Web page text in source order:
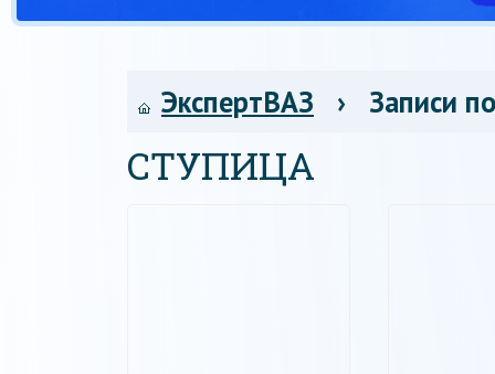
ЭкспертВАЗ › Записи
СТУПИЦА